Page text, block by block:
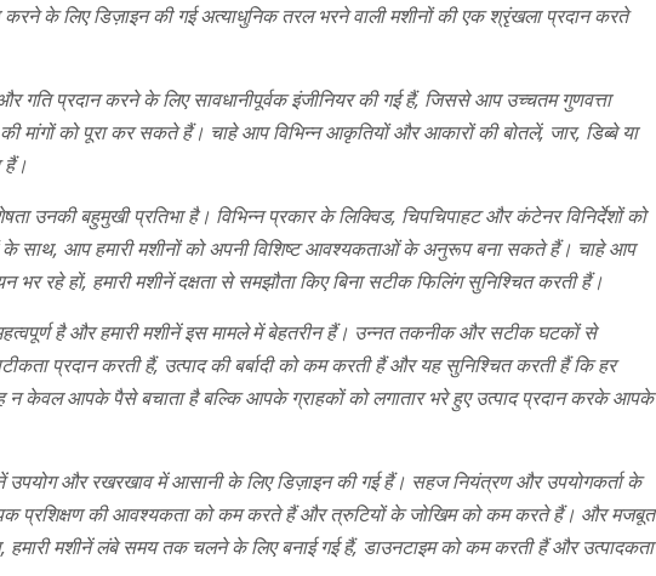
के लिए डिज़ाइन की गई अत्याधुनिक तरल भरने वाली मशीनों की एक श्रृंखला प्रदान करते
गति प्रदान करने के लिए सावधानीपूर्वक इंजीनियर की गई हैं, जिससे आप उच्चतम गुणवत्ता
मांगों को पूरा कर सकते हैं। चाहे आप विभिन्न आकृतियों और आकारों की बोतलें, जार, डिब्बे या
हैं।
उनकी बहुमुखी प्रतिभा है। विभिन्न प्रकार के लिक्विड, चिपचिपाहट और कंटेनर विनिर्देशों को
के साथ, आप हमारी मशीनों को अपनी विशिष्ट आवश्यकताओं के अनुरूप बना सकते हैं। चाहे आप
भर रहे हों, हमारी मशीनें दक्षता से समझौता किए बिना सटीक फिलिंग सुनिश्चित करती हैं।
है और हमारी मशीनें इस मामले में बेहतरीन हैं। उन्नत तकनीक और सटीक घटकों से
प्रदान करती हैं, उत्पाद की बर्बादी को कम करती हैं और यह सुनिश्चित करती हैं कि हर
न केवल आपके पैसे बचाता है बल्कि आपके ग्राहकों को लगातार भरे हुए उत्पाद प्रदान करके आपके
उपयोग और रखरखाव में आसानी के लिए डिज़ाइन की गई हैं। सहज नियंत्रण और उपयोगकर्ता के
प्रशिक्षण की आवश्यकता को कम करते हैं और त्रुटियों के जोखिम को कम करते हैं। और मजबूत
हमारी मशीनें लंबे समय तक चलने के लिए बनाई गई हैं, डाउनटाइम को कम करती हैं और उत्पादकता